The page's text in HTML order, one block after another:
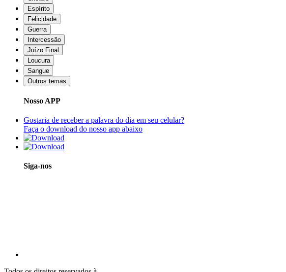
Espírito
Felicidade
Guerra
Intercessão
Juízo Final
Loucura
Sangue
Outros temas
Nosso APP
Gostaria de receber a palavra do dia em seu celular?
Faça o download do nosso app abaixo
Siga-nos